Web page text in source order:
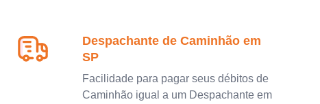
Despachante de Caminhão em
SP
Facilidade para pagar seus débitos de
Caminhão igual a um Despachante em